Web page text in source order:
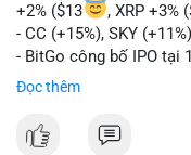
+2% ($13
, XRP +3%
- CC (+15%), SKY
- BitGo công bố IPO tại
- Vitalik Buterin đề xuất
bảo mật và phi tập trung
- Hong Kong phát
tuân thủ nghiêm ngặt
Đọc thêm